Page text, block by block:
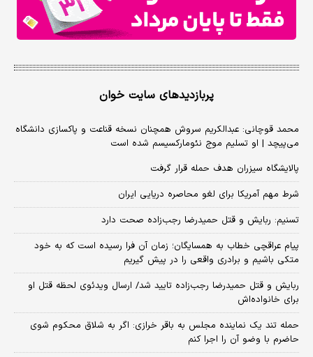
پربازدیدهای سایت خوان
محمد قوچانی: عبدالکریم سروش همچنان نسخه قناعت و پاکسازی دانشگاه
می‌پیچد | او تسلیم موج نئومارکسیسم شده است
پالایشگاه سیزران هدف حمله قرار گرفت
شرط مهم آمریکا برای لغو محاصره دریایی ایران
تسنیم: ربایش و قتل حمیدرضا رجب‌زاده صحت دارد
پیام عراقچی خطاب به همسایگان؛ زمان آن فرا رسیده است که به خود
متکی باشیم و برادری واقعی را در پیش گیریم
ربایش و قتل حمیدرضا رجب‌زاده تایید شد/ ارسال ویدئوی لحظه قتل او
برای خانواده‌اش
حمله تند یک نماینده مجلس به باقر خرازی: اگر به شلاق محکوم شوی
حاضرم با وضو آن را اجرا کنم